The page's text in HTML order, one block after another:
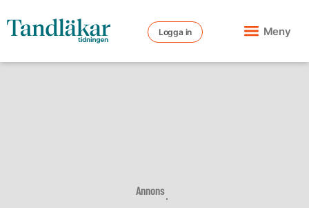
Logga in Meny
Annons